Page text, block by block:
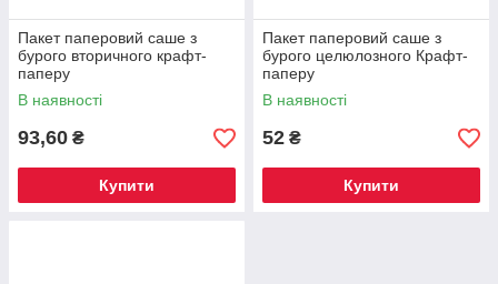
Пакет паперовий саше з
бурого вторичного крафт-
паперу
310*200*50мм(щільність 40г/
м2)(Арт
В наявності
93,60 ₴
Купити
Пакет паперовий саше з
бурого целюлозного Крафт-
паперу
310*160*60мм(щільність 40г/
м2)(Арт
В наявності
52 ₴
Купити